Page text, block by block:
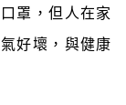
罩，但人在家
好壞，與健康